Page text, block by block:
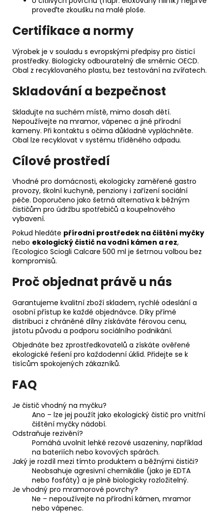
proveďte zkoušku na malé ploše.
Certifikace a normy
Výrobek je v souladu s evropskými předpisy pro čisticí
prostředky. Biologicky odbouratelný dle směrnic OECD.
Obal z recyklovaného plastu, bez testování na zvířatech.
Skladování a bezpečnost
Skladujte na suchém místě, mimo dosah dětí.
Nepoužívejte na mramor, vápenec a jiné přírodní
kameny. Při kontaktu s očima důkladně vypláchněte.
Obal lze recyklovat v systému tříděného odpadu.
Cílové prostředí
Vhodné pro domácnosti, ekologicky zaměřené gastro
provozy, školní kuchyně, penziony i zařízení sociální
péče. Doporučeno jako šetrná alternativa k běžným
čističům pro údržbu spotřebičů a koupelnového
vybavení.
Pokud hledáte přírodní prostředek na čištění myčky
nebo ekologický čistič na vodní kámen a rez,
l'Ecologico Sciogli Calcare 500 ml je šetrnou volbou bez
kompromisů.
Proč objednat právě u nás
Garantujeme kvalitní zboží skladem, rychlé odeslání a
osobní přístup ke každé objednávce. Díky přímé
distribuci z chráněné dílny získáváte férovou cenu,
jistotu původu a podporu sociálního podnikání.
Objednáte bez zprostředkovatelů a získáte ověřené
ekologické řešení pro každodenní úklid. Přidejte se k
tisícům spokojených zákazníků.
FAQ
Je čistič vhodný na myčku?
Ano – lze jej použít jako ekologický čistič pro vnitřní
čištění myčky nádobí.
Odstraňuje rezivění?
Pomáhá uvolnit lehké rezové usazeniny, například
na bateriích nebo kovových spárách.
Jaký je rozdíl mezi tímto produktem a běžnými čističi?
Neobsahuje agresivní chemikálie (jako je EDTA
nebo fosfáty) a je plně biologicky rozložitelný.
Je vhodný pro mramorové povrchy?
Ne – nepoužívejte na přírodní kámen, mramor
nebo vápenec.